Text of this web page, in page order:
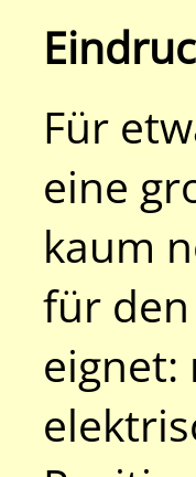
Für
eine
kaum
für